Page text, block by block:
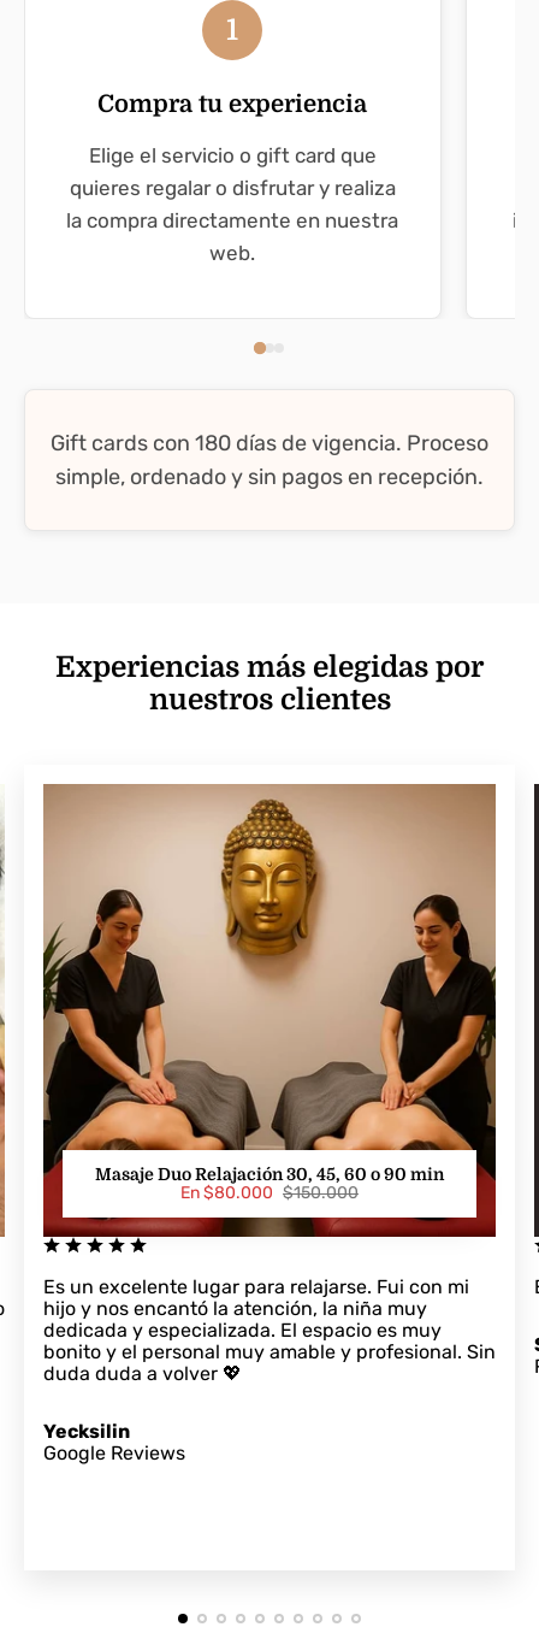
1
Compra tu experiencia
Elige el servicio o gift card que
quieres regalar o disfrutar y realiza
la compra directamente en nuestra
web.
Gift cards con 180 días de vigencia. Proceso
simple, ordenado y sin pagos en recepción.
Experiencias más elegidas por
nuestros clientes
Masaje Duo Relajación 30, 45, 60 o 90 min
P
e
o
d
e
v
e
n
En $80.000 P
o
n
o
r
m
$150.000
Es un excelente lugar para relajarse. Fui con mi
hijo y nos encantó la atención, la niña muy
dedicada y especializada. El espacio es muy
bonito y el personal muy amable y profesional. Sin
duda duda a volver 💖
Yecksilin
Google Reviews